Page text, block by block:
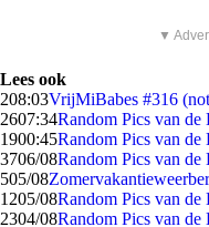
▼
Lees ook
208:03VrijMiBabes #316
2607:34Random Pics van de
1900:45Random Pics van de
3706/08Random Pics van de
505/08
1205/08Random Pics van de
2304/08Random Pics van de